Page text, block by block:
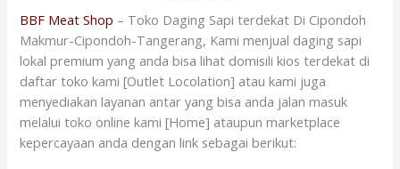
BBF Meat Shop – Toko Daging Sapi terdekat Di Cipondoh
Makmur-Cipondoh-Tangerang, Kami menjual daging sapi
lokal premium yang anda bisa lihat domisili kios terdekat di
daftar toko kami [Outlet Locolation] atau kami juga
menyediakan layanan antar yang bisa anda jalan masuk
melalui toko online kami [Home] ataupun marketplace
kepercayaan anda dengan link sebagai berikut: